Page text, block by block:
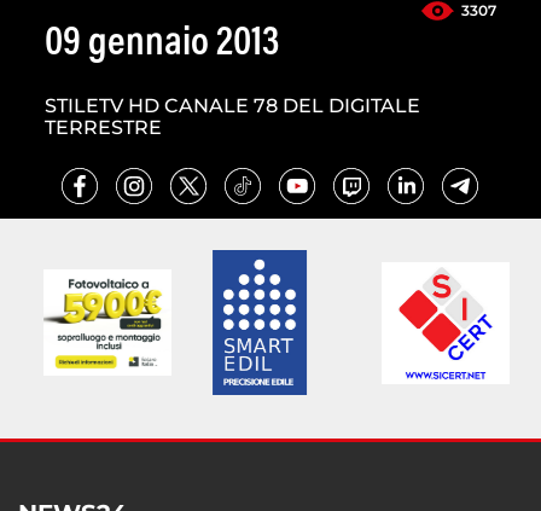
3307
09 gennaio 2013
STILETV HD CANALE 78 DEL DIGITALE
TERRESTRE